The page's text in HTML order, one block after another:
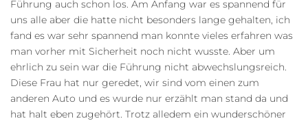
Führung auch schon los. Am Anfang war es spannend für
uns alle aber die hatte nicht besonders lange gehalten, ich
fand es war sehr spannend man konnte vieles erfahren was
man vorher mit Sicherheit noch nicht wusste. Aber um
ehrlich zu sein war die Führung nicht abwechslungsreich.
Diese Frau hat nur geredet, wir sind vom einen zum
anderen Auto und es wurde nur erzählt man stand da und
hat halt eben zugehört. Trotz alledem ein wunderschöner